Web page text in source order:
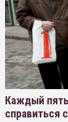
Каждый
справиться